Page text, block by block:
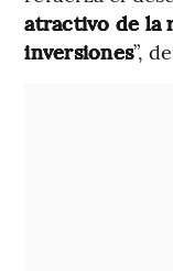
atractivo de la
inversiones”,